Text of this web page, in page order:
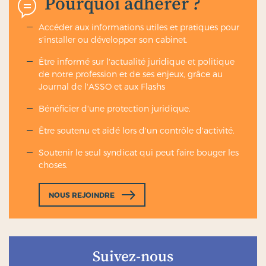
La défense du professionnel de santé
les juridictions administratives, civiles,
commerciales, pénales , disciplinaires ou
de conciliation et d’indemnisation (CCI), et le
règlement des frais de procédure(honoraires
d’avocat, frais d’expertise, etc.) ;
par un patient et/ou ses proches, mais aussi les
tiers payeurs (organismes sociaux et
d’actions destinées à obtenir le
remboursement des dépenses engagées par
inférieurs aux plafonds prévus par décret en Conseil
d’Etat, soit 8 millions d’euros par sinistre et 15
millions par année d’assurance (décret n°2011-2030
Accéder aux informations utiles et pratiques pour
s'installer ou développer son cabinet.
Être informé sur l'actualité juridique et politique
de notre profession et de ses enjeux, grâce au
Journal de l'ASSO et aux Flashs
Bénéficier d'une protection juridique.
Être soutenu et aidé lors d'un contrôle d'activité.
Soutenir le seul syndicat qui peut faire bouger les
choses.
NOUS REJOINDRE
Suivez-nous